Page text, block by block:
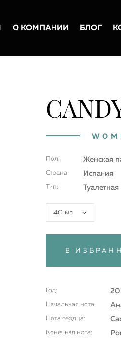
О КОМПАНИИ БЛОГ
Пол: Женская
Страна: Испания
Тип: Туалетная
40 мл
В
Год:
Начальная нота:
Нота сердца:
Конечная нота: